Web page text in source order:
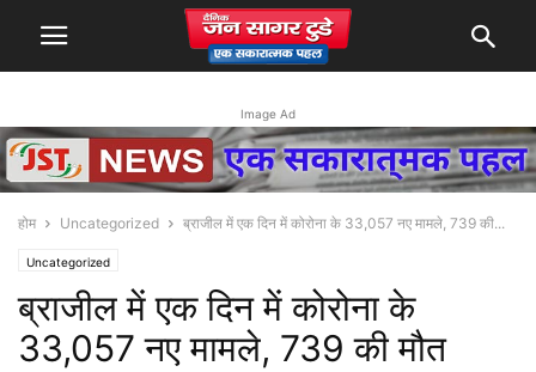
Image Ad
होम Uncategorized ब्राजील में एक दिन में कोरोना के 33,057 नए मामले, 739 की...
Uncategorized
ब्राजील में एक दिन में कोरोना के
33,057 नए मामले, 739 की मौत